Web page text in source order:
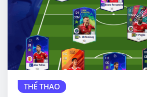
THỂ THAO